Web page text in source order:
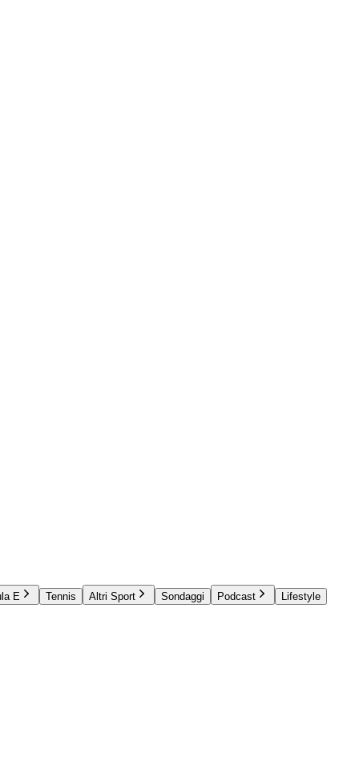
E Tennis Altri Sport Sondaggi Podcast
Lifestyle